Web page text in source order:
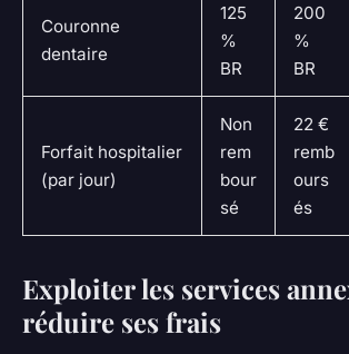
Couronne
dentaire
125
%
BR
200
%
BR
Forfait hospitalier
(par jour)
Non
rem
bour
sé
22 €
remb
ours
és
Exploiter les services
réduire ses frais